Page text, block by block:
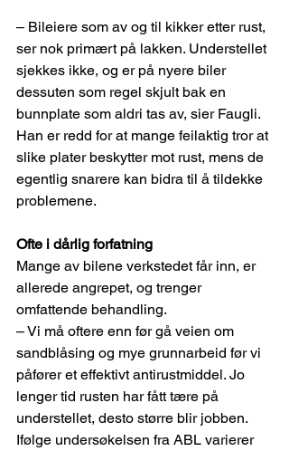
– Bileiere som av og til kikker etter rust,
ser nok primært på lakken. Understellet
sjekkes ikke, og er på nyere biler
dessuten som regel skjult bak en
bunnplate som aldri tas av, sier Faugli.
Han er redd for at mange feilaktig tror at
slike plater beskytter mot rust, mens de
egentlig snarere kan bidra til å tildekke
problemene.
Ofte i dårlig forfatning
Mange av bilene verkstedet får inn, er
allerede angrepet, og trenger
omfattende behandling.
– Vi må oftere enn før gå veien om
sandblåsing og mye grunnarbeid før vi
påfører et effektivt antirustmiddel. Jo
lenger tid rusten har fått tære på
understellet, desto større blir jobben.
Ifølge undersøkelsen fra ABL varierer